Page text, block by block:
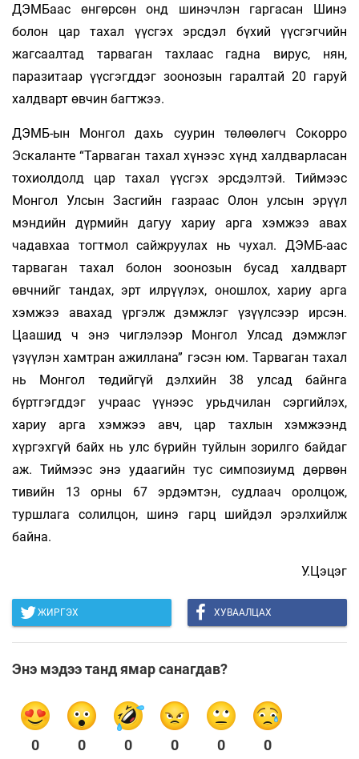
ДЭМБаас өнгөрсөн онд шинэчлэн гаргасан Шинэ
болон цар тахал үүсгэх эрсдэл бүхий үүсгэгчийн
жагсаалтад тарваган тахлаас гадна вирус, нян,
паразитаар үүсгэгддэг зоонозын гаралтай 20 гаруй
халдварт өвчин багтжээ.
ДЭМБ-ын Монгол дахь суурин төлөөлөгч Сокорро
Эскаланте “Тарваган тахал хүнээс хүнд халдварласан
тохиолдолд цар тахал үүсгэх эрсдэлтэй. Тиймээс
Монгол Улсын Засгийн газраас Олон улсын эрүүл
мэндийн дүрмийн дагуу хариу арга хэмжээ авах
чадавхаа тогтмол сайжруулах нь чухал. ДЭМБ-аас
тарваган тахал болон зоонозын бусад халдварт
өвчнийг тандах, эрт илрүүлэх, оношлох, хариу арга
хэмжээ авахад үргэлж дэмжлэг үзүүлсээр ирсэн.
Цаашид ч энэ чиглэлээр Монгол Улсад дэмжлэг
үзүүлэн хамтран ажиллана” гэсэн юм. Тарваган тахал
нь Монгол төдийгүй дэлхийн 38 улсад байнга
бүртгэгддэг учраас үүнээс урьдчилан сэргийлэх,
хариу арга хэмжээ авч, цар тахлын хэмжээнд
хүргэхгүй байх нь улс бүрийн туйлын зорилго байдаг
аж. Тиймээс энэ удаагийн тус симпозиумд дөрвөн
тивийн 13 орны 67 эрдэмтэн, судлаач оролцож,
туршлага солилцон, шинэ гарц шийдэл эрэлхийлж
байна.
У.Цэцэг
ЖИРГЭХ ХУВААЛЦАХ
Энэ мэдээ танд ямар санагдав?
0 0 0 0 0 0